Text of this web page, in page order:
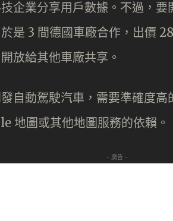
企業分享用戶數據。不過，
是 3 間德國車廠合作，出價
放給其他車廠共享。
自動駕駛汽車，需要準確度高
地圖或其他地圖服務的依賴。
- 廣告 -